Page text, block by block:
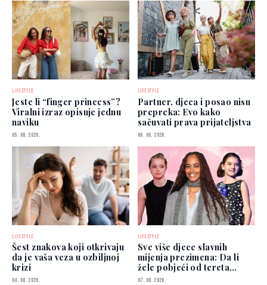
LIFESTYLE
Jeste li “finger princess”?
Viralni izraz opisuje jednu
naviku
05. 08. 2026.
LIFESTYLE
Partner, djeca i posao nisu
prepreka: Evo kako
sačuvati prava prijateljstva
06. 08. 2026.
LIFESTYLE
Šest znakova koji otkrivaju
da je vaša veza u ozbiljnoj
krizi
04. 08. 2026.
LIFESTYLE
Sve više djece slavnih
mijenja prezimena: Da li
žele pobjeći od tereta
poznatih roditelja?
07. 08. 2026.